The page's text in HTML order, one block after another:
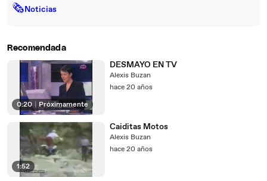
🗞Noticias
Recomendada
0:20 | Próximamente
DESMAYO EN TV
Alexis Buzan
hace 20 años
1:52
Caiditas Motos
Alexis Buzan
hace 20 años